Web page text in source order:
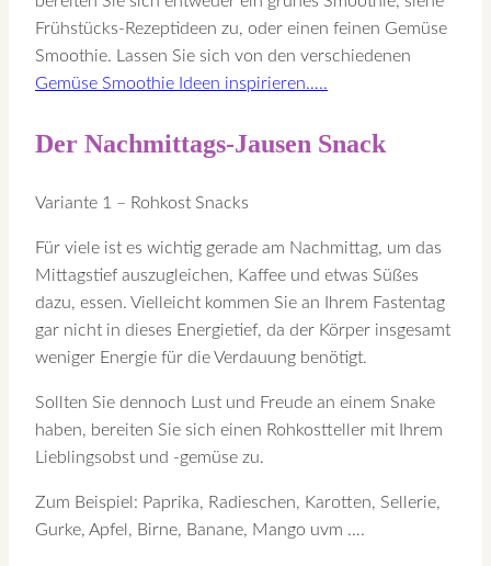
Frühstücks-Rezeptideen zu, oder einen feinen Gemüse
Smoothie. Lassen Sie sich von den verschiedenen
Gemüse Smoothie Ideen inspirieren…..
Der Nachmittags-Jausen Snack
Variante 1 – Rohkost Snacks
Für viele ist es wichtig gerade am Nachmittag, um das
Mittagstief auszugleichen, Kaffee und etwas Süßes
dazu, essen. Vielleicht kommen Sie an Ihrem Fastentag
gar nicht in dieses Energietief, da der Körper insgesamt
weniger Energie für die Verdauung benötigt.
Sollten Sie dennoch Lust und Freude an einem Snake
haben, bereiten Sie sich einen Rohkostteller mit Ihrem
Lieblingsobst und -gemüse zu.
Zum Beispiel: Paprika, Radieschen, Karotten, Sellerie,
Gurke, Apfel, Birne, Banane, Mango uvm ….